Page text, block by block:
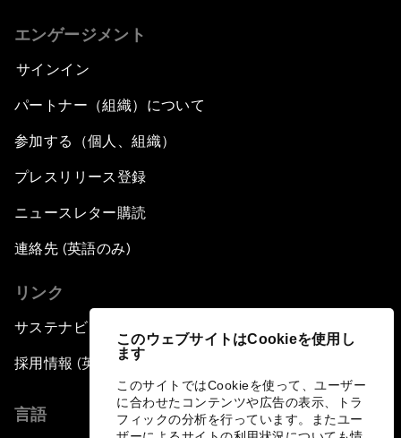
このウェブサイトはCookieを使用し
ます
このサイトではCookieを使って、ユーザー
に合わせたコンテンツや広告の表示、トラ
フィックの分析を行っています。またユー
エンゲージメント
サインイン
パートナー（組織）について
参加する（個人、組織）
プレスリリース登録
ニュースレター購読
連絡先 (英語のみ)
リンク
サステナビリティへの取り組み
採用情報 (英語のみ)
言語